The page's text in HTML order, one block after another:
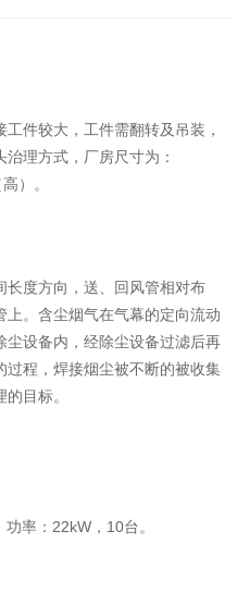
件较大，工件需翻转及吊装，
理方式，厂房尺寸为：
）。
长度方向，送、回风管相对布
。含尘烟气在气幕的定向流动
尘设备内，经除尘设备过滤后再
程，焊接烟尘被不断的被收集
目标。
率：22kW，10台。